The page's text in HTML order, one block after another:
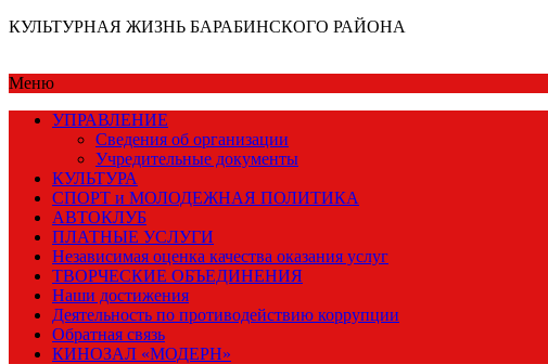
КУЛЬТУРНАЯ ЖИЗНЬ БАРАБИНСКОГО РАЙОНА
Меню
УПРАВЛЕНИЕ
Сведения об организации
Учредительные документы
КУЛЬТУРА
СПОРТ и МОЛОДЕЖНАЯ ПОЛИТИКА
АВТОКЛУБ
ПЛАТНЫЕ УСЛУГИ
Независимая оценка качества оказания услуг
ТВОРЧЕСКИЕ ОБЪЕДИНЕНИЯ
Наши достижения
Деятельность по противодействию коррупции
Обратная связь
КИНОЗАЛ «МОДЕРН»